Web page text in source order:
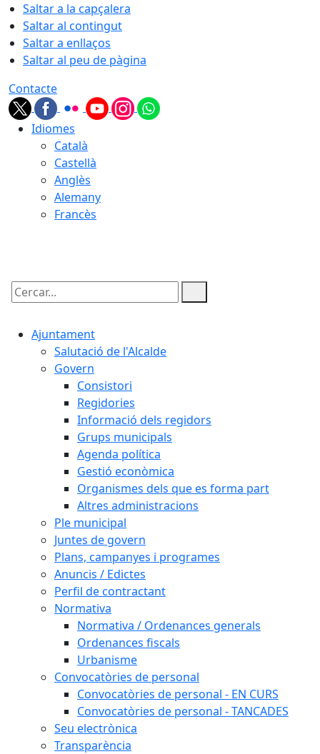
Saltar a la capçalera
Saltar al contingut
Saltar a enllaços
Saltar al peu de pàgina
Contacte
Idiomes
Català
Castellà
Anglès
Alemany
Francès
Cercar:
Ajuntament
Salutació de l'Alcalde
Govern
Consistori
Regidories
Informació dels regidors
Grups municipals
Agenda política
Gestió econòmica
Organismes dels que es forma part
Altres administracions
Ple municipal
Juntes de govern
Plans, campanyes i programes
Anuncis / Edictes
Perfil de contractant
Normativa
Normativa / Ordenances generals
Ordenances fiscals
Urbanisme
Convocatòries de personal
Convocatòries de personal - EN CURS
Convocatòries de personal - TANCADES
Seu electrònica
Transparència